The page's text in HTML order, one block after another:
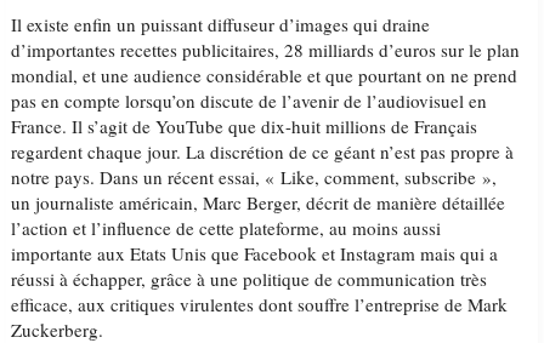
Il existe enfin un puissant diffuseur d’images qui draine
d’importantes recettes publicitaires, 28 milliards d’euros sur le plan
mondial, et une audience considérable et que pourtant on ne prend
pas en compte lorsqu’on discute de l’avenir de l’audiovisuel en
France. Il s’agit de YouTube que dix-huit millions de Français
regardent chaque jour. La discrétion de ce géant n’est pas propre à
notre pays. Dans un récent essai, « Like, comment, subscribe »,
un journaliste américain, Marc Berger, décrit de manière détaillée
l’action et l’influence de cette plateforme, au moins aussi
importante aux Etats Unis que Facebook et Instagram mais qui a
réussi à échapper, grâce à une politique de communication très
efficace, aux critiques virulentes dont souffre l’entreprise de Mark
Zuckerberg.